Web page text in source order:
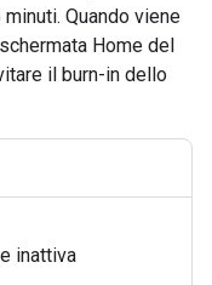
Quando viene
Home del
il burn-in dello
inattiva